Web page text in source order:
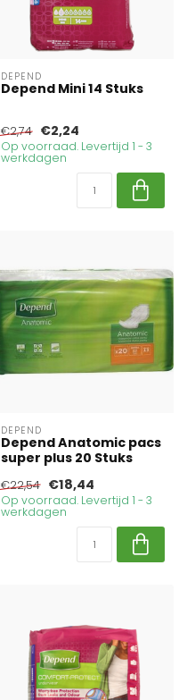
DEPEND
Depend Mini 14 Stuks
€2,74 €2,24
Op voorraad. Levertijd 1 - 3
werkdagen
DEPEND
Depend Anatomic pacs
super plus 20 Stuks
€22,54 €18,44
Op voorraad. Levertijd 1 - 3
werkdagen